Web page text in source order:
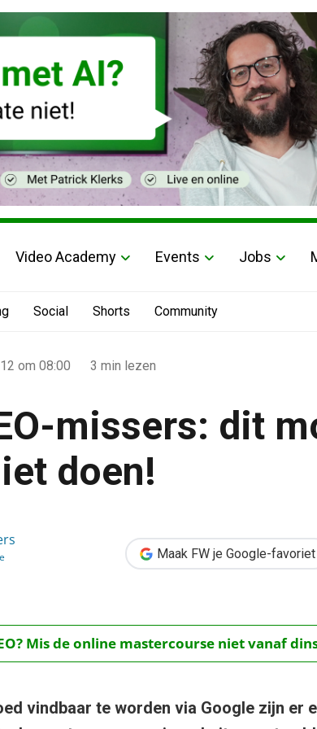
Video Academy Events Jobs
Social Shorts Community
om 08:00 3 min lezen
missers: dit
doen!
Maak FW je Google-favoriet
Mis de online mastercourse niet vanaf
vindbaar te worden via Google zijn er